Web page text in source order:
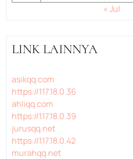
« Jul
LINK LAINNYA
asikqq.com
https://117.18.0.36
ahliqq.com
https://117.18.0.39
jurusqq.net
https://117.18.0.42
murahqq.net